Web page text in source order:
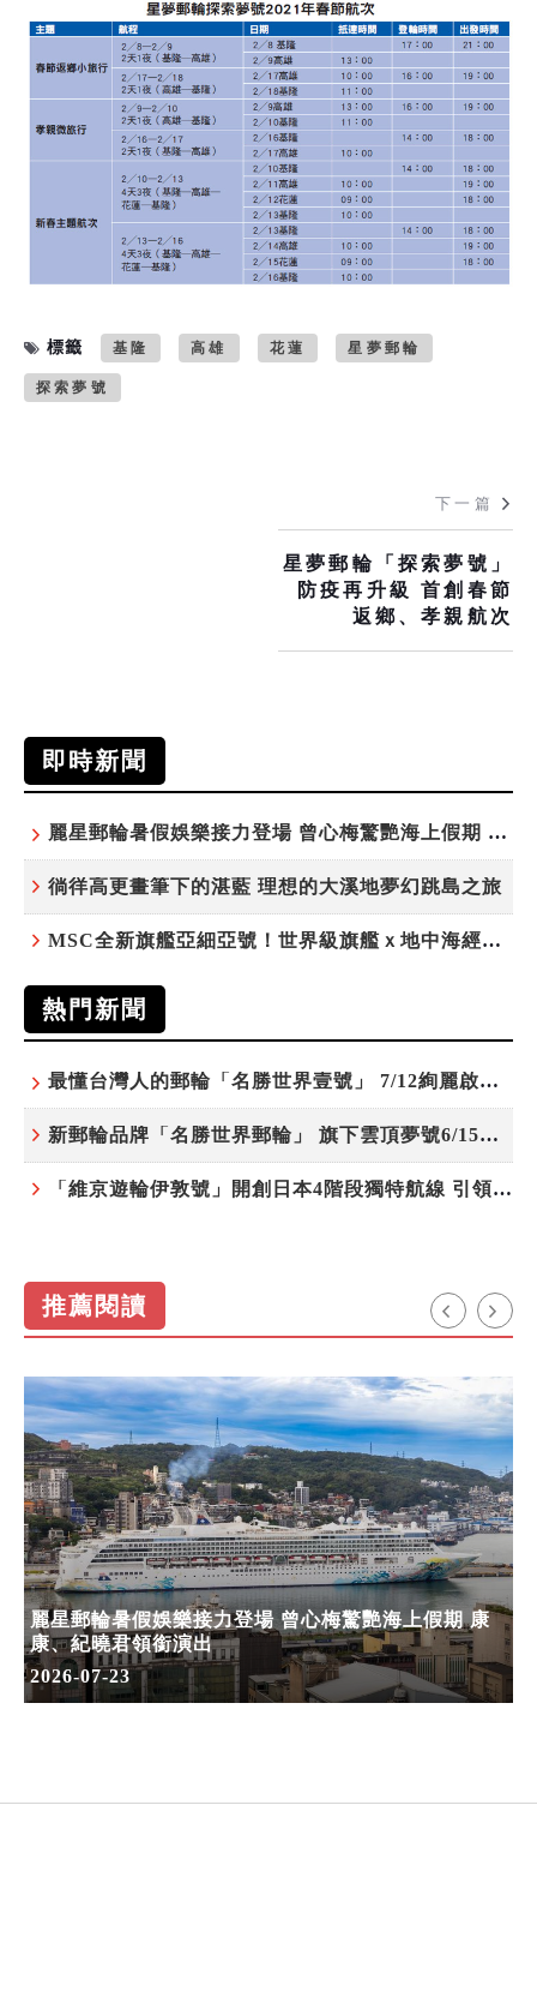
標籤 基隆 高雄 花蓮 星夢郵輪
探索夢號
下一篇
星夢郵輪「探索夢號」
防疫再升級 首創春節
返鄉、孝親航次
即時新聞
麗星郵輪暑假娛樂接力登場 曾心梅驚艷海上假期 康康、紀曉君領銜演出
徜徉高更畫筆下的湛藍 理想的大溪地夢幻跳島之旅
MSC全新旗艦亞細亞號！世界級旗艦ｘ地中海經典 最值得期待的歐洲遊輪之旅
熱門新聞
最懂台灣人的郵輪「名勝世界壹號」 7/12絢麗啟航 分齡娛樂夜未央
新郵輪品牌「名勝世界郵輪」 旗下雲頂夢號6/15開始營運
「維京遊輪伊敦號」開創日本4階段獨特航線 引領奢華旅遊新風尚
推薦閱讀
麗星郵輪暑假娛樂接力登場 曾心梅驚艷海上假期 康
康、紀曉君領銜演出
2026-07-23